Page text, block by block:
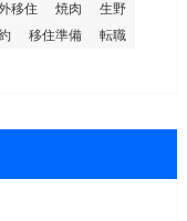
移住 焼肉
生野
移住準備
転職